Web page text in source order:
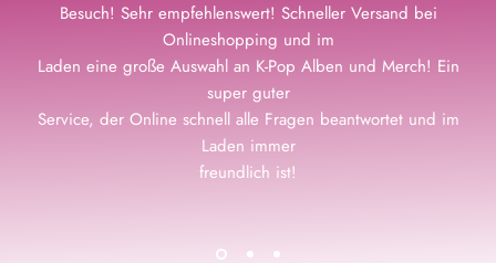
Besuch! Sehr empfehlenswert! Schneller Versand bei
Onlineshopping und im
Laden eine große Auswahl an K-Pop Alben und Merch! Ein
super guter
Service, der Online schnell alle Fragen beantwortet und im
Laden immer
freundlich ist!